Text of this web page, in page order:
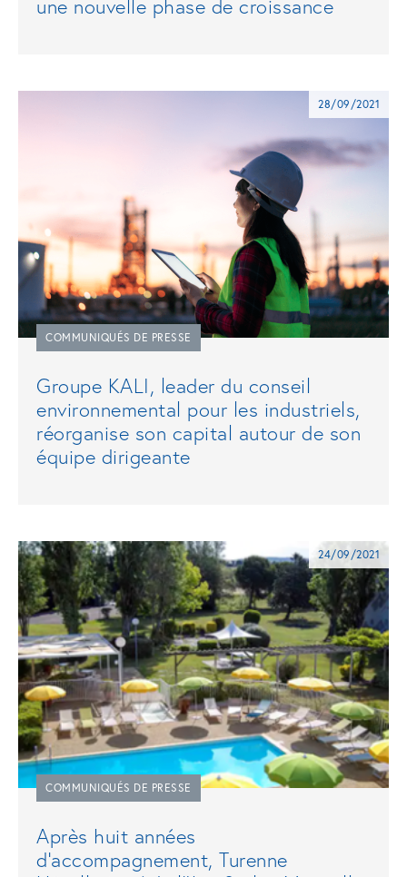
une nouvelle phase de croissance
28/09/2021
COMMUNIQUÉS DE PRESSE
Groupe KALI, leader du conseil
environnemental pour les industriels,
réorganise son capital autour de son
équipe dirigeante
24/09/2021
COMMUNIQUÉS DE PRESSE
Après huit années
d’accompagnement, Turenne